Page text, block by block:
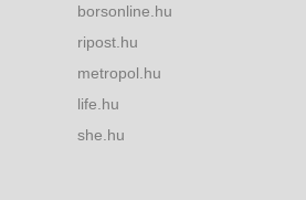
borsonline.hu
ripost.hu
metropol.hu
life.hu
she.hu